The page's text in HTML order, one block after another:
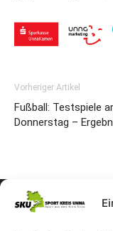
Vorheriger Artikel
Fußball: Testspiele
Donnerstag –